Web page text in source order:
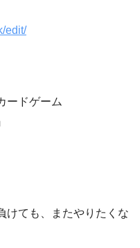
edit/
ードゲーム
けても、またやりたくな